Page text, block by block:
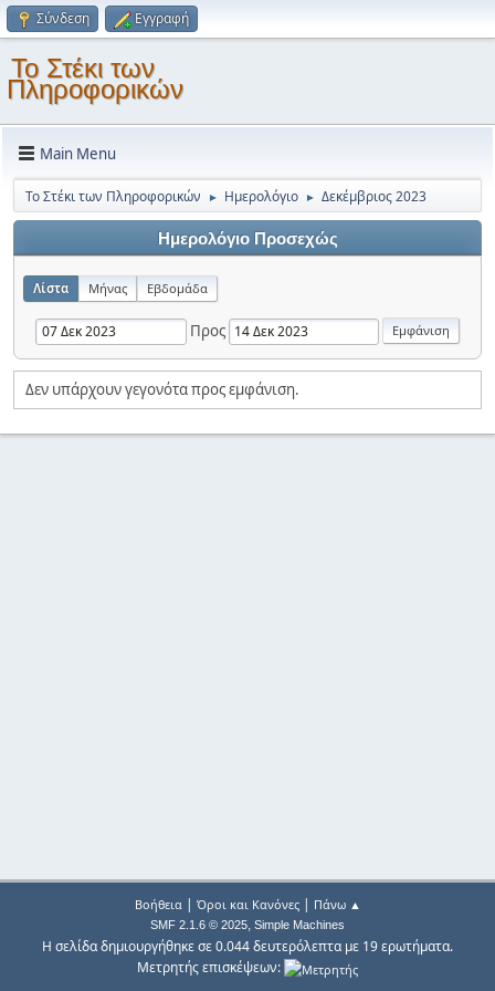
Σύνδεση Εγγραφή
Το Στέκι των
Πληροφορικών
Main Menu
Το Στέκι των Πληροφορικών ► Ημερολόγιο ► Δεκέμβριος 2023
Ημερολόγιο Προσεχώς
Λίστα Μήνας Εβδομάδα
Προς
Δεν υπάρχουν γεγονότα προς εμφάνιση.
Βοήθεια| Όροι και Κανόνες| Πάνω ▲
SMF 2.1.6 © 2025, Simple Machines
Η σελίδα δημιουργήθηκε σε 0.044 δευτερόλεπτα με 19 ερωτήματα.
Μετρητής επισκέψεων: